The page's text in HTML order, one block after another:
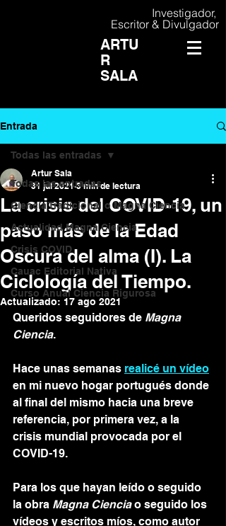
Investigador,
Escritor & Divulgador
ARTU
R
SALA
Entrada
Todas las entradas
Ciencia Tradicional o Magna Ciencia
Actualidad Magna Ciencia
Crisis COVID
Cauac Editorial Nativa
Curso Anual Ciencia Rigurosa
Todas las entradas
La crisis del COVID-19, un
paso más de la Edad
Oscura del alma (I). La
Ciclología del Tiempo.
Artur Sala
31 jul 2021 3 min de lectura
Actualizado: 17 ago 2021
Queridos seguidores de Magna
Ciencia.
Hace unas semanas realicé un vídeo
en mi nuevo hogar portugués donde
al final del mismo hacia una breve
referencia, por primera vez, a la
crisis mundial provocada por el
COVID-19.
Para los que hayan leído o seguido
la obra Magna Ciencia o seguido los
vídeos y escritos míos, como autor